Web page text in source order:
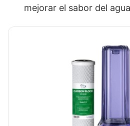
mejorar el sabor del